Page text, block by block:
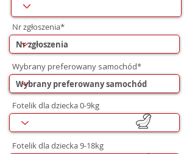
Nr zgłoszenia*
Wybrany preferowany samochód*
Fotelik dla dziecka 0-9kg
Fotelik dla dziecka 9-18kg